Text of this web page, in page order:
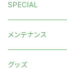
SPECIAL
メンテナンス
グッズ